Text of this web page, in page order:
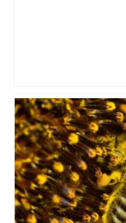
Capilla en bleu ciel
temps encore ?
aguets –